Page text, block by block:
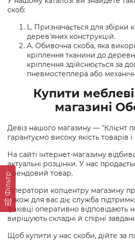
Фільтр
скоб:
L. Призначається для збірки
дерев'яних конструкцій.
A. Обивочна скоба, яка
кріплення тканини до
кріплення здійснюється за
пневмостеплера або
Купити
магазині
Девіз нашого магазину — "Клієнт
гарантуємо високу якість товарів
На сайті інтернет-магазину
актуальні розцінки. У нас
брендовий товар.
Оператори колцентру магазину
Також для вас діє служба
фахівці оперативно відповідають
вирішують складні й спірні
Щоб купити у нас скоби, дійте за